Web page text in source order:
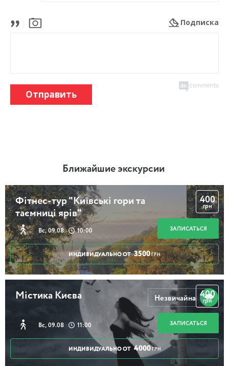
Подписка
Отправить
Ближайшие экскурсии
Фітнес-тур "Київські гори та
таємниці ярів"
Вс, 09.08 10:00
400
грн
ЗАПИСАТЬСЯ
ИНДИВИДУАЛЬНО ОТ 3500 ГРН
Містика Києва
Вс, 09.08 11:00
400
грн
ЗАПИСАТЬСЯ
ИНДИВИДУАЛЬНО ОТ 4000 ГРН
Незвичайна